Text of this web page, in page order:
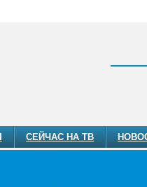
СЕЙЧАС НА ТВ